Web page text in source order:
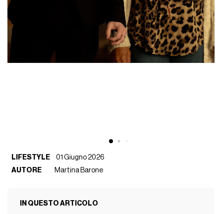
LIFESTYLE
01 Giugno 2026
AUTORE
Martina Barone
IN QUESTO ARTICOLO